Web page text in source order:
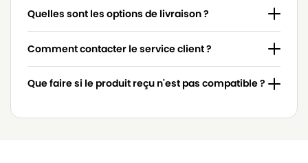
Quelles sont les options de livraison ?
Comment contacter le service client ?
Que faire si le produit reçu n'est pas compatible ?